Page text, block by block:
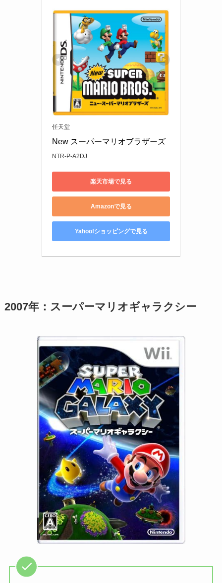
任天堂
New スーパーマリオブラザーズ
NTR-P-A2DJ
楽天市場で見る
Amazonで見る
Yahoo!ショッピングで見る
2007年：スーパーマリオギャラクシー